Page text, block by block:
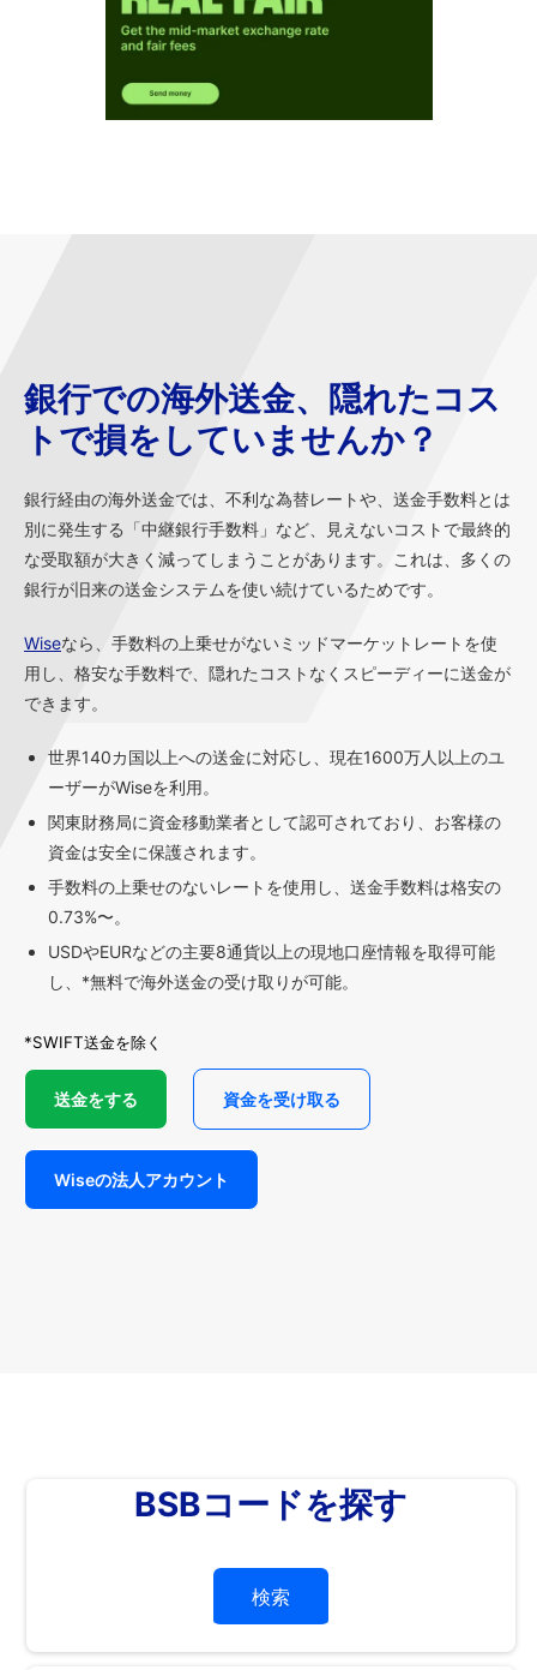
銀行での海外送金、隠れたコス
トで損をしていませんか？
銀行経由の海外送金では、不利な為替レートや、送金手数料とは
別に発生する「中継銀行手数料」など、見えないコストで最終的
な受取額が大きく減ってしまうことがあります。これは、多くの
銀行が旧来の送金システムを使い続けているためです。
Wiseなら、手数料の上乗せがないミッドマーケットレートを使
用し、格安な手数料で、隠れたコストなくスピーディーに送金が
できます。
世界140カ国以上への送金に対応し、現在1600万人以上のユ
ーザーがWiseを利用。
関東財務局に資金移動業者として認可されており、お客様の
資金は安全に保護されます。
手数料の上乗せのないレートを使用し、送金手数料は格安の
0.73%〜。
USDやEURなどの主要8通貨以上の現地口座情報を取得可能
し、*無料で海外送金の受け取りが可能。
*SWIFT送金を除く
送金をする 資金を受け取る
Wiseの法人アカウント
BSBコードを探す
検索